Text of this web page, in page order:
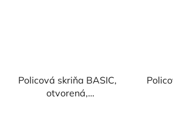
Policová skriňa BASIC,
otvorená,